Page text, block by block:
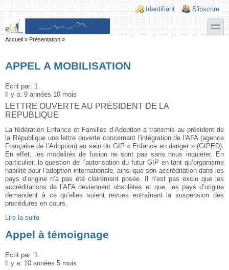
Aller au contenu principal
Skip to search
Login links
Identifiant S'inscrire
toggle
Vous êtes ici
Accueil » Présentation »
APPEL A MOBILISATION
Ecrit par: 1
Il y a: 9 années 10 mois
LETTRE OUVERTE AU PRÉSIDENT DE LA
REPUBLIQUE
La fédération Enfance et Familles d’Adoption a transmis au président de
la République une lettre ouverte concernant l'intégration de l'AFA (agence
Française de l’Adoption) au sein du GIP « Enfance en danger » (GIPED).
En effet, les modalités de fusion ne sont pas sans nous inquiéter. En
particulier, la question de l’autorisation du futur GIP en tant qu’organisme
habilité pour l’adoption internationale, ainsi que son accréditation dans les
pays d’origine n’a pas été clairement posée. Il n’est pas exclu que les
accréditations de l’AFA deviennent obsolètes et que, les pays d’origine
demandent à ce qu’elles soient revues entraînant la suspension des
procédures en cours.
Lire la suite
Appel à témoignage
Ecrit par: 1
Il y a: 10 années 5 mois